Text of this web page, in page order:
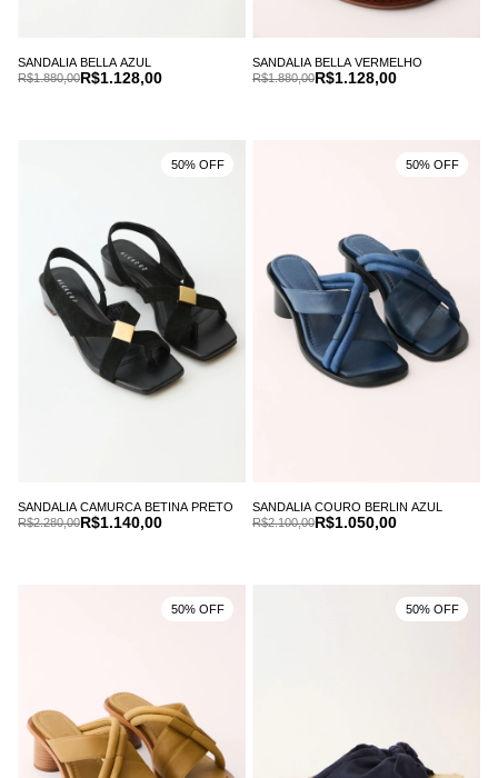
SANDALIA BELLA AZUL
R$1.128,00
R$1.880,00
SANDALIA BELLA VERMELHO
R$1.128,00
R$1.880,00
SANDALIA CAMURCA BETINA PRETO
R$1.140,00
R$2.280,00
50% OFF
SANDALIA COURO BERLIN AZUL
R$1.050,00
R$2.100,00
50% OFF
50% OFF 50% OFF